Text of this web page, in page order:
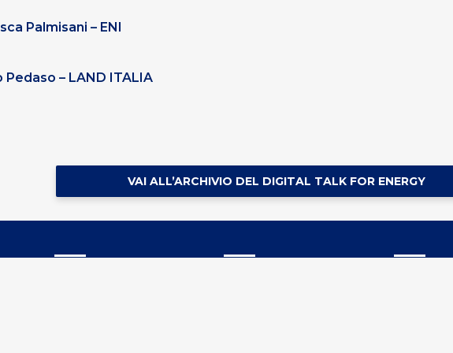
Palmisani – ENI
– LAND ITALIA
VAI ALL’ARCHIVIO DEL DIGITAL TALK FOR ENERGY